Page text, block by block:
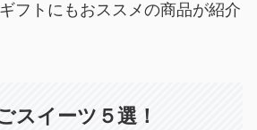
フトにもおススメの商品が紹介
スイーツ５選！